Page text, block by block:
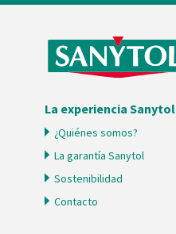
La experiencia Sanytol
¿Quiénes somos?
La garantía Sanytol
Sostenibilidad
Contacto